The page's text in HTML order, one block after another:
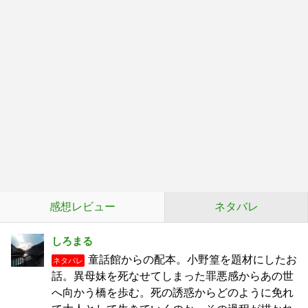
感想レビュー ネタバレ
しろまる
ネタバレ
童話館からの配本。小野篁を題材にしたお
話。異母妹を死なせてしまった罪悪感からあの世
へ向かう橋を歩む。死の誘惑からどのように免れ